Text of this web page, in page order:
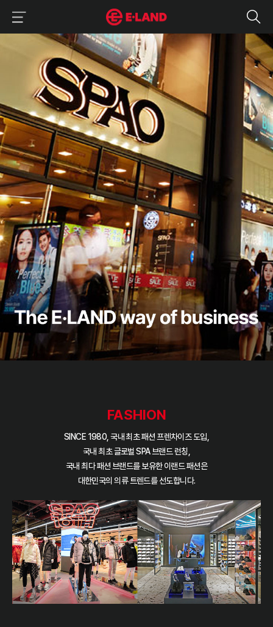
business
FASHION
SINCE 1980, 국내 최초 패션 프렌차이즈 도입,
국내 최초 글로벌 SPA 브랜드 런칭,
국내 최다 패션 브랜드를 보유한 이랜드 패션은
대한민국의 의류 트렌드를 선도합니다.